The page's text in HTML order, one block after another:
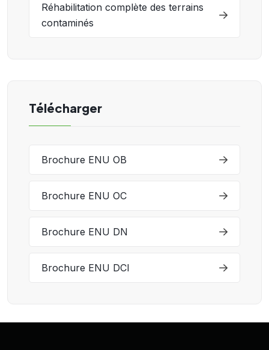
Réhabilitation complète des terrains
contaminés
Télécharger
Brochure ENU OB
Brochure ENU OC
Brochure ENU DN
Brochure ENU DCI